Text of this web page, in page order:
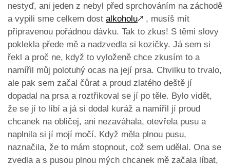
nestyď, ani jeden z nebyl před sprchováním na záchodě
a vypili sme celkem dost alkoholu🡕 , musíš mít
připravenou pořádnou dávku. Tak to zkus! S těmi slovy
poklekla přede mě a nadzvedla si kozičky. Já sem si
řekl a proč ne, když to vyloženě chce zkusím to a
namířil můj polotuhý ocas na její prsa. Chvilku to trvalo,
ale pak sem začal čůrat a proud zlatého deště jí
dopadal na prsa a roztřikoval se jí po těle. Bylo vidět,
že se jí to líbí a já si dodal kuráž a namířil jí proud
chcanek na obličej, ani nezaváhala, otevřela pusu a
naplnila si jí mojí močí. Když měla plnou pusu,
naznačila, že to mám stopnout, což sem udělal. Ona se
zvedla a s pusou plnou mých chcanek mě začala líbat,